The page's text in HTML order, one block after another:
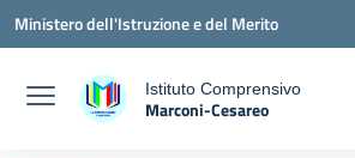
Ministero dell'Istruzione e del Merito
Istituto Comprensivo
Marconi-Cesareo